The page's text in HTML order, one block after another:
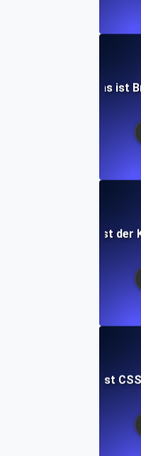
Was ist
Was ist der
Was ist